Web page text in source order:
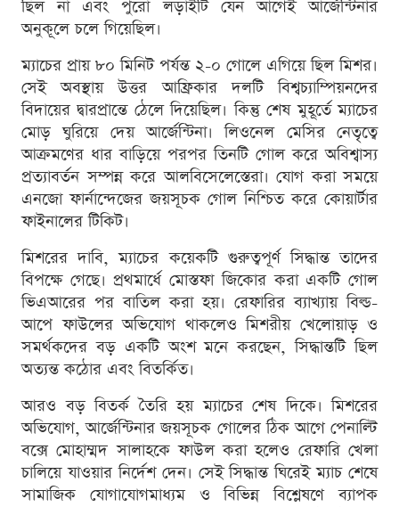
ছিল না এবং পুরো লড়াইটি যেন আগেই আর্জেন্টিনার
অনুকূলে চলে গিয়েছিল।
ম্যাচের প্রায় ৮০ মিনিট পর্যন্ত ২-০ গোলে এগিয়ে ছিল মিশর।
সেই অবস্থায় উত্তর আফ্রিকার দলটি বিশ্বচ্যাম্পিয়নদের
বিদায়ের দ্বারপ্রান্তে ঠেলে দিয়েছিল। কিন্তু শেষ মুহূর্তে ম্যাচের
মোড় ঘুরিয়ে দেয় আর্জেন্টিনা। লিওনেল মেসির নেতৃত্বে
আক্রমণের ধার বাড়িয়ে পরপর তিনটি গোল করে অবিশ্বাস্য
প্রত্যাবর্তন সম্পন্ন করে আলবিসেলেস্তেরা। যোগ করা সময়ে
এনজো ফার্নান্দেজের জয়সূচক গোল নিশ্চিত করে কোয়ার্টার
ফাইনালের টিকিট।
মিশরের দাবি, ম্যাচের কয়েকটি গুরুত্বপূর্ণ সিদ্ধান্ত তাদের
বিপক্ষে গেছে। প্রথমার্ধে মোস্তফা জিকোর করা একটি গোল
ভিএআরের পর বাতিল করা হয়। রেফারির ব্যাখ্যায় বিল্ড-
আপে ফাউলের অভিযোগ থাকলেও মিশরীয় খেলোয়াড় ও
সমর্থকদের বড় একটি অংশ মনে করছেন, সিদ্ধান্তটি ছিল
অত্যন্ত কঠোর এবং বিতর্কিত।
আরও বড় বিতর্ক তৈরি হয় ম্যাচের শেষ দিকে। মিশরের
অভিযোগ, আর্জেন্টিনার জয়সূচক গোলের ঠিক আগে পেনাল্টি
বক্সে মোহাম্মদ সালাহকে ফাউল করা হলেও রেফারি খেলা
চালিয়ে যাওয়ার নির্দেশ দেন। সেই সিদ্ধান্ত ঘিরেই ম্যাচ শেষে
সামাজিক যোগাযোগমাধ্যম ও বিভিন্ন বিশ্লেষণে ব্যাপক